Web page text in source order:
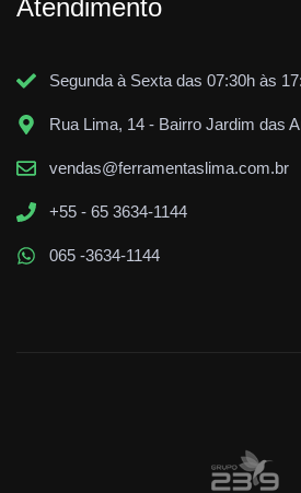
Atendimento
Segunda à Sexta das 07:30h às
Rua Lima, 14 - Bairro Jardim das
vendas@ferramentaslima.com.br
+55 - 65 3634-1144
065 -3634-1144